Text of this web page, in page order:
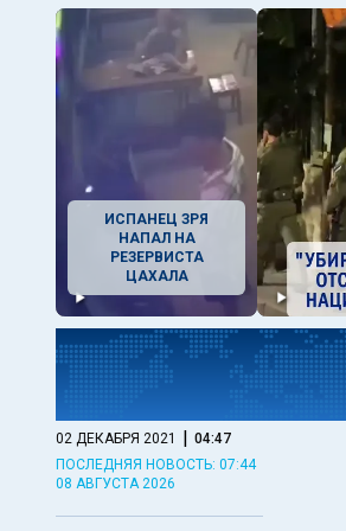
ИСПАНЕЦ ЗРЯ
НАПАЛ НА
РЕЗЕРВИСТА
ЦАХАЛА
02 ДЕКАБРЯ 2021 | 04:47
ПОСЛЕДНЯЯ НОВОСТЬ: 07:44
08 АВГУСТА 2026